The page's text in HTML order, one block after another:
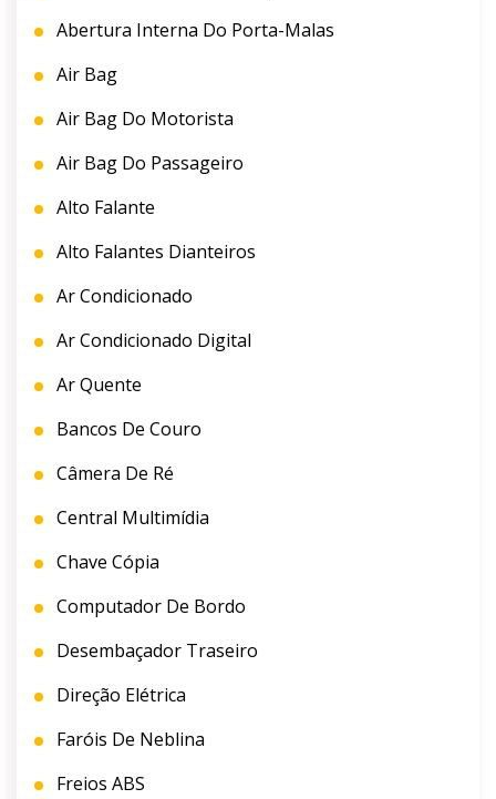
Abertura Interna Do Porta-Malas
Air Bag
Air Bag Do Motorista
Air Bag Do Passageiro
Alto Falante
Alto Falantes Dianteiros
Ar Condicionado
Ar Condicionado Digital
Ar Quente
Bancos De Couro
Câmera De Ré
Central Multimídia
Chave Cópia
Computador De Bordo
Desembaçador Traseiro
Direção Elétrica
Faróis De Neblina
Freios ABS